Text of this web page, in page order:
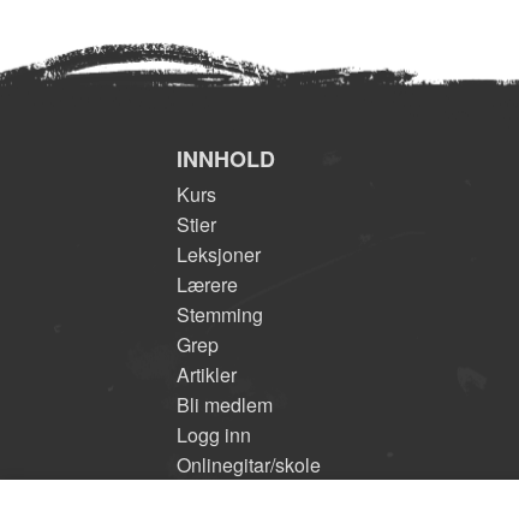
INNHOLD
Kurs
Stier
Leksjoner
Lærere
Stemming
Grep
Artikler
Bli medlem
Logg inn
Onlinegitar/skole